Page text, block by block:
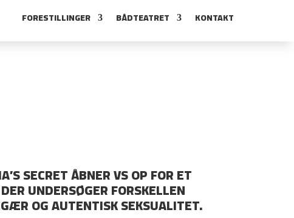
FORESTILLINGER BÅDTEATRET KONTAKT
SECRET ÅBNER VS OP FOR ET
UNDERSØGER FORSKELLEN
OG AUTENTISK SEKSUALITET.